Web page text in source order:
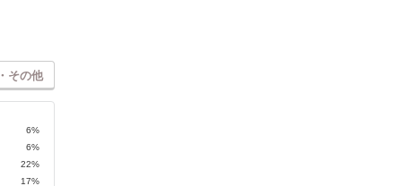
その他
6%
6%
22%
17%